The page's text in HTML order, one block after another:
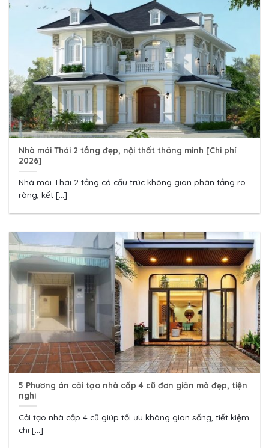
Nhà mái Thái 2 tầng đẹp, nội thất thông minh [Chi phí
2026]
Nhà mái Thái 2 tầng có cấu trúc không gian phân tầng rõ
ràng, kết [...]
5 Phương án cải tạo nhà cấp 4 cũ đơn giản mà đẹp, tiện
nghi
Cải tạo nhà cấp 4 cũ giúp tối ưu không gian sống, tiết kiệm
chi [...]